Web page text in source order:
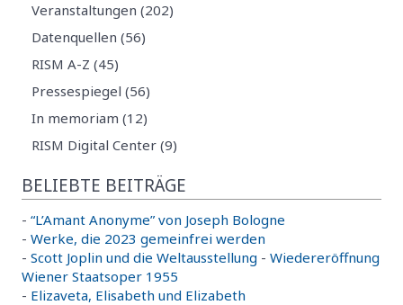
Veranstaltungen (202)
Datenquellen (56)
RISM A-Z (45)
Pressespiegel (56)
In memoriam (12)
RISM Digital Center (9)
BELIEBTE BEITRÄGE
- “L’Amant Anonyme” von Joseph Bologne
- Werke, die 2023 gemeinfrei werden
- Scott Joplin und die Weltausstellung - Wiedereröffnung
Wiener Staatsoper 1955
- Elizaveta, Elisabeth und Elizabeth